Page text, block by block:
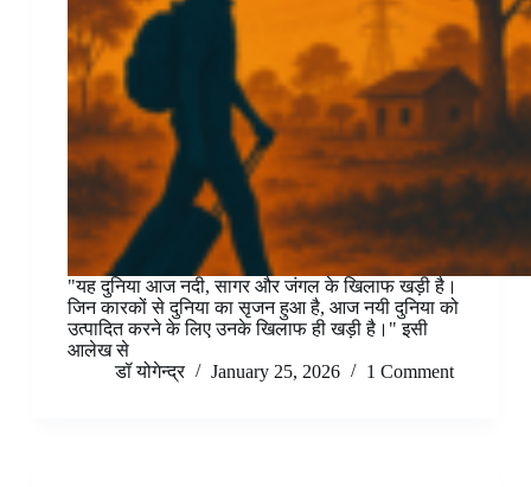
"यह दुनिया आज नदी, सागर और जंगल के खिलाफ खड़ी है।
जिन कारकों से दुनिया का सृजन हुआ है, आज नयी दुनिया को
उत्पादित करने के लिए उनके खिलाफ ही खड़ी है।" इसी
आलेख से
डॉ योगेन्द्र
January 25, 2026 1 Comment